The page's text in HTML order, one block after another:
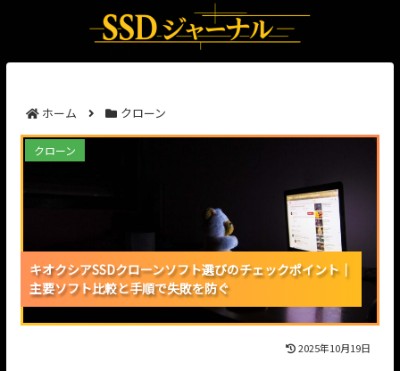
ホーム クローン
キオクシアSSDクローンソフト選びのチェックポイン
ト｜主要ソフト比較と手順で失敗を防ぐ
キオクシアSSDクローンソフト選びのチェックポイント｜
主要ソフト比較と手順で失敗を防ぐ
キオクシアSSDクローンソフト選びのチェックポイント｜
主要ソフト比較と手順で失敗を防ぐ
キオクシアSSDクローンソフト選びのチェックポイント｜
主要ソフト比較と手順で失敗を防ぐ
クローン
2025年10月19日